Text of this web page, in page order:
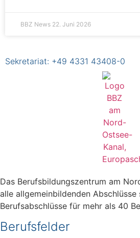
BBZ News 22. Juni 2026
Sekretariat: +49 4331 43408-0
Das Berufsbildungszentrum am
alle allgemeinbildenden Abschlüsse
Berufsabschlüsse für mehr als 40
Berufsfelder